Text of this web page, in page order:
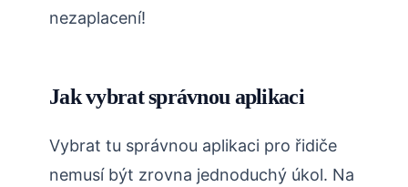
nezaplacení!
Jak vybrat správnou aplikaci
Vybrat tu správnou aplikaci pro řidiče
nemusí být zrovna jednoduchý úkol. Na